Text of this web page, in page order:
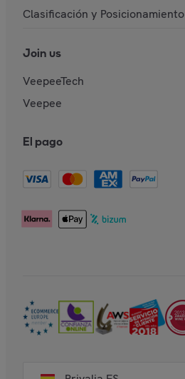
Clasificación y Posicionamiento
Join us
VeepeeTech
Veepee
El pago